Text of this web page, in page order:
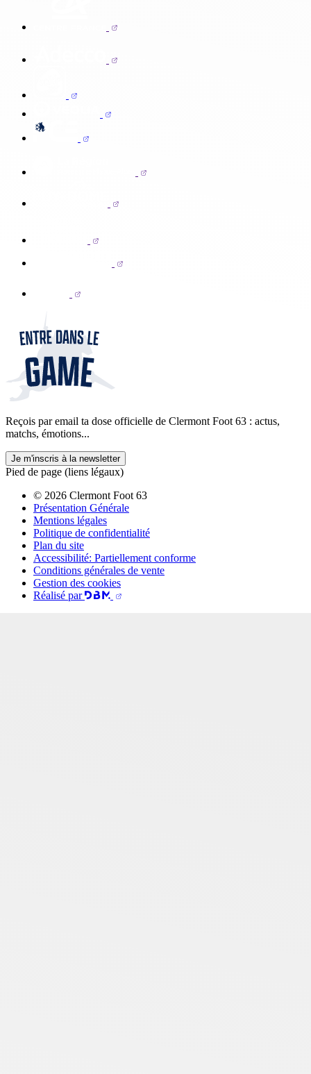
Reçois par email ta dose officielle de Clermont Foot 63 : actus,
matchs, émotions...
Je m'inscris à la newsletter
Pied de page (liens légaux)
© 2026 Clermont Foot 63
Présentation Générale
Mentions légales
Politique de confidentialité
Plan du site
Accessibilité: Partiellement conforme
Conditions générales de vente
Gestion des cookies
Réalisé par